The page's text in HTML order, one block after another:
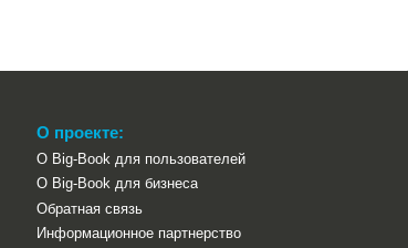
О проекте:
О Big-Book для пользователей
О Big-Book для бизнеса
Обратная связь
Информационное партнерство